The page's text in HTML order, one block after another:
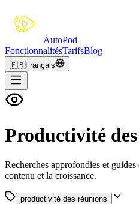
AutoPod
FonctionnalitésTarifsBlog
🇫🇷Français
Productivité
Recherches approfondies et
contenu et la croissance.
productivité des réunions